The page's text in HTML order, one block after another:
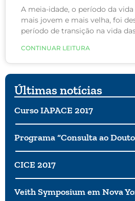
A meia-idade, o período da
mais jovem e mais velha, foi
período de transição na vida
concentrado em mulheres de
que normalmente enfrentam
psicológicos e biológicos,
menopausa. Durante esse
estão apenas lidando com
mas com uma ampla gama de
CONTINUAR LEITURA
Últimas notícias
Curso IAPACE 2017
Programa “Consulta ao
CICE 2017
Veith Symposium em Nova